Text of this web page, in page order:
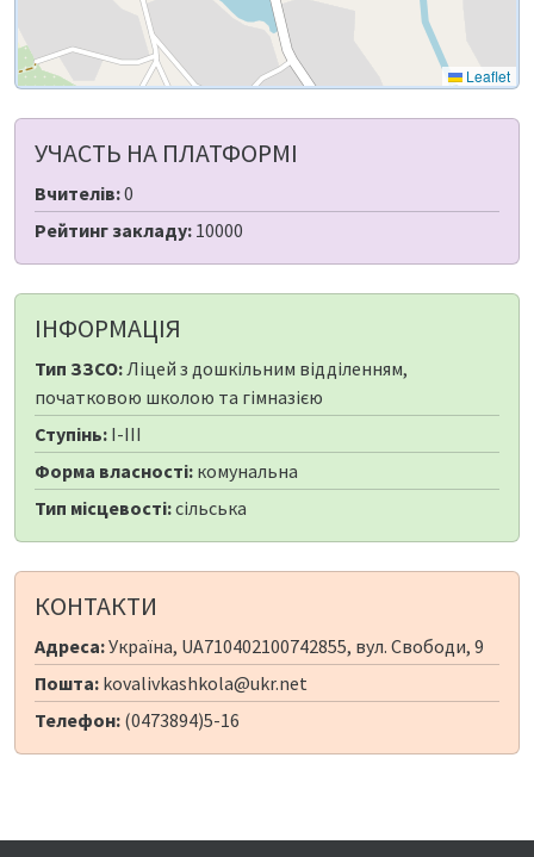
Leaflet
УЧАСТЬ НА ПЛАТФОРМІ
Вчителів:0
Рейтинг закладу: 10000
ІНФОРМАЦІЯ
Тип ЗЗСО:Ліцей з дошкільним відділенням,
початковою школою та гімназією
Ступінь: I-III
Форма власності: комунальна
Тип місцевості:сільська
КОНТАКТИ
Адреса:Україна, UA710402100742855, вул. Свободи, 9
Пошта: kovalivkashkola@ukr.net
Телефон: (0473894)5-16